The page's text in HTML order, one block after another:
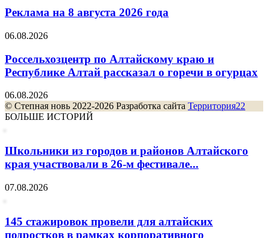
Реклама на 8 августа 2026 года
06.08.2026
Россельхозцентр по Алтайскому краю и
Республике Алтай рассказал о горечи в огурцах
06.08.2026
© Степная новь 2022-2026 Разработка сайта Территория22
БОЛЬШЕ ИСТОРИЙ
Школьники из городов и районов Алтайского
края участвовали в 26-м фестивале...
07.08.2026
145 стажировок провели для алтайских
подростков в рамках корпоративного